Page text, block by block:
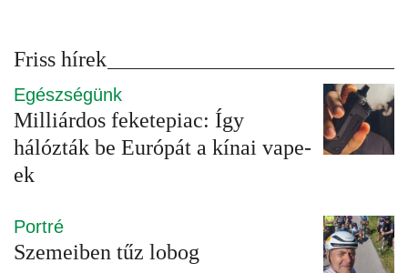
Friss hírek
Egészségünk
Milliárdos feketepiac: Így
hálózták be Európát a kínai vape-
ek
Portré
Szemeiben tűz lobog